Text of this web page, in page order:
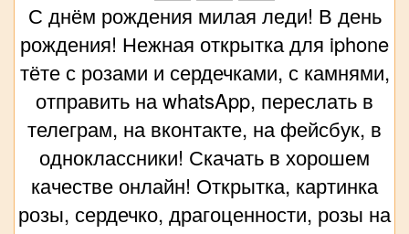
С днём рождения милая леди! В день
рождения! Нежная открытка для iphone
тёте с розами и сердечками, с камнями,
отправить на whatsApp, переслать в
телеграм, на вконтакте, на фейсбук, в
одноклассники! Скачать в хорошем
качестве онлайн! Открытка, картинка
розы, сердечко, драгоценности, розы на